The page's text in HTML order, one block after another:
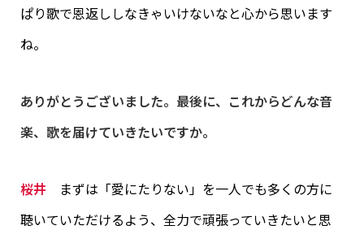
ぱり歌で恩返ししなきゃいけないなと心から思います
ね。
ありがとうございました。最後に、これからどんな音
楽、歌を届けていきたいですか。
桜井まずは「愛にたりない」を一人でも多くの方に
聴いていただけるよう、全力で頑張っていきたいと思